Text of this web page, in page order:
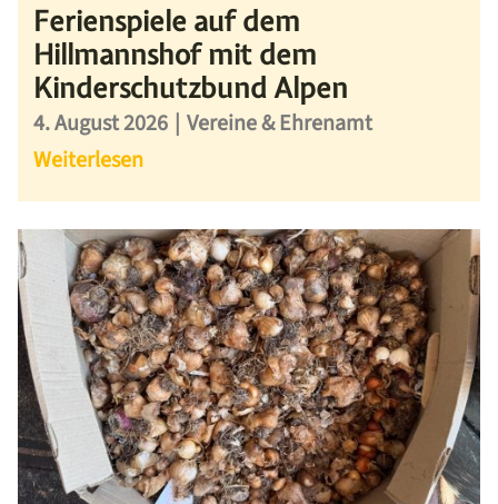
Ferienspiele auf dem
Hillmannshof mit dem
Kinderschutzbund Alpen
4. August 2026 | Vereine & Ehrenamt
Weiterlesen